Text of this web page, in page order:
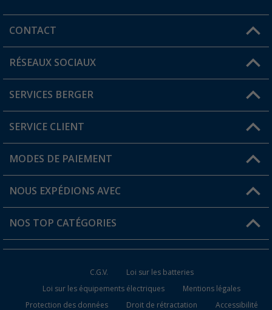
CONTACT
Une question ?
Trouver une magasin
RÉSEAUX SOCIAUX
SERVICES BERGER
Devenir revendeur
Mon compte
Carte de fidélité Berger
SERVICE CLIENT
FAQ et contact
Informations sur l'expédition
Statut de la commande
MODES DE PAIEMENT
NOUS EXPÉDIONS AVEC
NOS TOP CATÉGORIES
Accessoires de cuisine de camping
C.G.V.
Loi sur les batteries
Loi sur les équipements électriques
Mentions légales
Protection des données
Droit de rétractation Accessibilité